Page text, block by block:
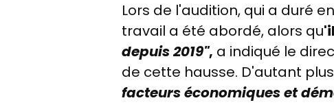
Lors de l'audition, qui a duré
travail a été abordé, alors qu
depuis 2019", a indiqué le
de cette hausse. D'autant
facteurs économiques et